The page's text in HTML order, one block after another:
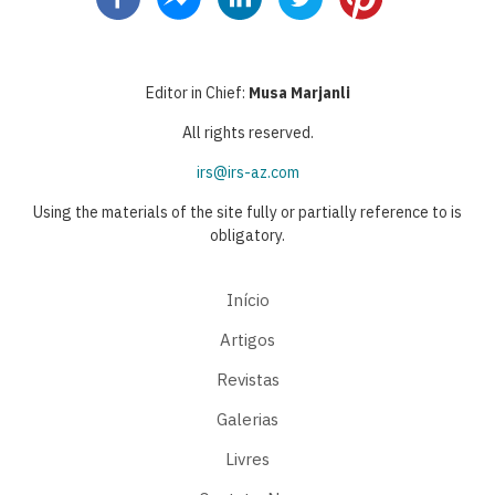
Editor in Chief: Musa Marjanli
All rights reserved.
irs@irs-az.com
Using the materials of the site fully or partially reference to is
obligatory.
Início
Artigos
Revistas
Galerias
Livres